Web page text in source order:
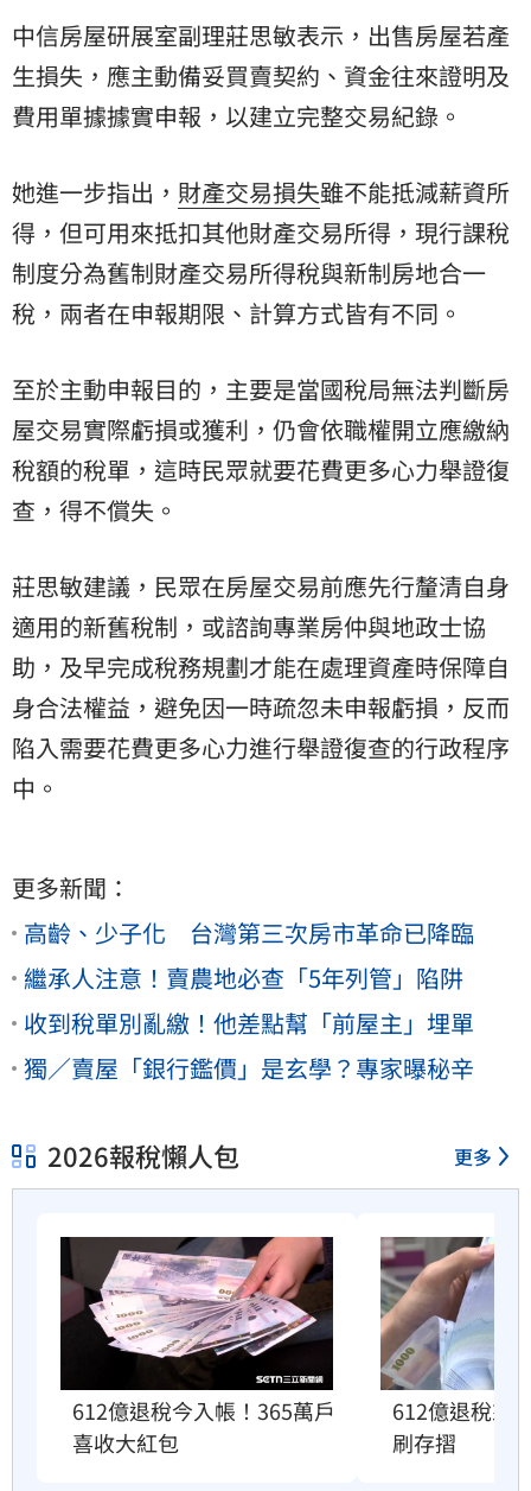
中信房屋研展室副理莊思敏表示，出售房屋若產
生損失，應主動備妥買賣契約、資金往來證明及
費用單據據實申報，以建立完整交易紀錄。
她進一步指出， 財產交易損失雖不能抵減薪資所
得，但可用來抵扣其他財產交易所得，現行課稅
制度分為舊制財產交易所得稅與新制房地合一
稅 ，兩者在申報期限、計算方式皆有不同。
至於主動申報目的，主要是當國稅局無法判斷房
屋交易實際虧損或獲利，仍會依職權開立應繳納
稅額的稅單，這時民眾就要花費更多心力舉證復
查，得不償失。
莊思敏建議，民眾在房屋交易前應先行釐清自身
適用的新舊稅制，或諮詢專業房仲與地政士協
助，及早完成稅務規劃才能在處理資產時保障自
身合法權益，避免因一時疏忽未申報虧損，反而
陷入需要花費更多心力進行舉證復查的行政程序
中。
更多新聞：
高齡、少子化 台灣第三次房市革命已降臨
繼承人注意！賣農地必查「5年列管」陷阱
收到稅單別亂繳！他差點幫「前屋主」埋單
獨／賣屋「銀行鑑價」是玄學？專家曝秘辛
2026報稅懶人包 更多
612億退稅今入帳！365萬戶
喜收大紅包
612億退稅來
刷存摺